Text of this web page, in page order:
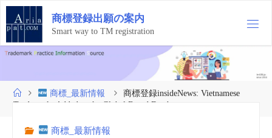
コ
テ
ン
ツ
ス
商標登録出願の案内
Smart way to TM registration
ホ
ー
商標_最新情報
商標登録insideNews: Vietnamese
Trademarks Added to the Global Brand Database
商標_最新情報